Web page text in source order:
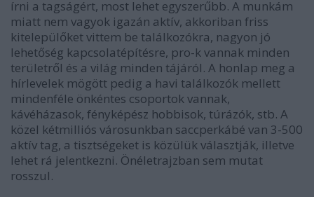
írni a tagságért, most lehet egyszerűbb. A munkám
miatt nem vagyok igazán aktív, akkoriban friss
kitelepülőket vittem be találkozókra, nagyon jó
lehetőség kapcsolatépítésre, pro-k vannak minden
területről és a világ minden tájáról. A honlap meg a
hírlevelek mögött pedig a havi találkozók mellett
mindenféle önkéntes csoportok vannak,
kávéházasok, fényképész hobbisok, túrázók, stb. A
közel kétmilliós városunkban saccperkábé van 3-500
aktív tag, a tisztségeket is közülük választják, illetve
lehet rá jelentkezni. Önéletrajzban sem mutat
rosszul.